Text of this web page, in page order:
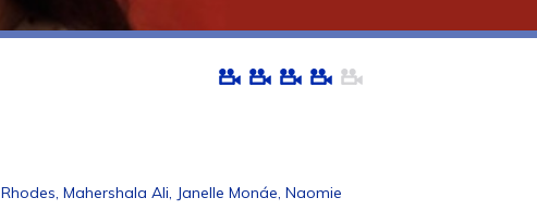
Mahershala Ali, Janelle Monáe, Naomie